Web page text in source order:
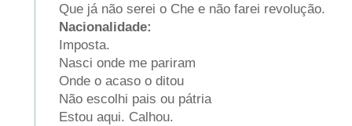
Que já não serei o Che e não farei revolução.
Nacionalidade:
Imposta.
Nasci onde me pariram
Onde o acaso o ditou
Não escolhi pais ou pátria
Estou aqui. Calhou.